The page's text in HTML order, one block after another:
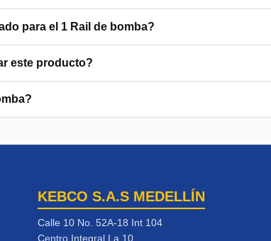
para el 1 Rail de bomba?
este producto?
KEBCO S.A.S MEDELLÍN
Calle 10 No. 52A-18 Int 104
Centro Integral La 10